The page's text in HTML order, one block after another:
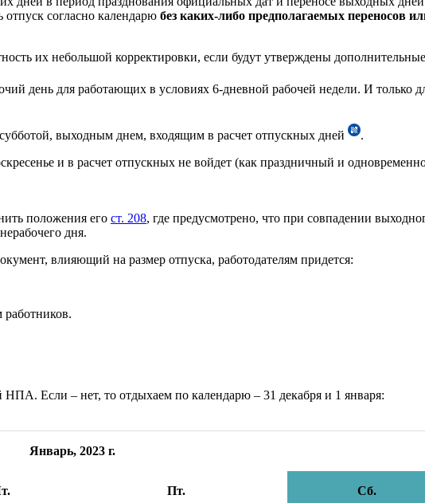
отпуск согласно календарю без каких-либо предполагаемых переносов
их небольшой корректировки, если будут утверждены
день для работающих в условиях 6-дневной рабочей недели. И только
выходным днем, входящим в расчет отпускных дней
.
и в расчет отпускных не войдет (как праздничный и
положения его ст. 208, где предусмотрено, что при совпадении
дня.
влияющий на размер отпуска, работодателям придется:
Если – нет, то отдыхаем по календарю – 31 декабря и 1 января:
Январь, 2023 г.
Пт. Сб.